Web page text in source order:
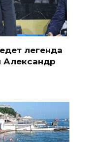
легенда
Александр